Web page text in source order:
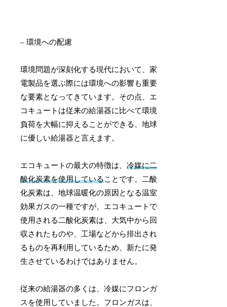
– 環境への配慮
環境問題が深刻化する現代において、家
電製品を選ぶ際には環境への影響も重要
な要素となってきています。その点、エ
コキュートは従来の給湯器に比べて環境
負荷を大幅に抑えることができる、地球
に優しい給湯器と言えます。
エコキュートの最大の特徴は、冷媒に二
酸化炭素を使用していることです。二酸
化炭素は、地球温暖化の原因となる温室
効果ガスの一種ですが、エコキュートで
使用される二酸化炭素は、大気中から回
収されたものや、工場などから排出され
るものを再利用しているため、新たに発
生させているわけではありません。
従来の給湯器の多くは、冷媒にフロンガ
スを使用していました。フロンガスは、